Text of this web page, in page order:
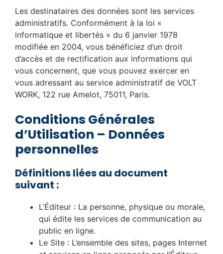
Les destinataires des données sont les services
administratifs. Conformément à la loi «
informatique et libertés » du 6 janvier 1978
modifiée en 2004, vous bénéficiez d’un droit
d’accès et de rectification aux informations qui
vous concernent, que vous pouvez exercer en
vous adressant au service administratif de VOLT
WORK, 122 rue Amelot, 75011, Paris.
Conditions Générales
d’Utilisation – Données
personnelles
Définitions liées au document
suivant :
L’Éditeur : La personne, physique ou morale,
qui édite les services de communication au
public en ligne.
Le Site : L’ensemble des sites, pages Internet